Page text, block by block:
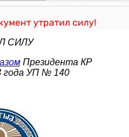
утратил силу!